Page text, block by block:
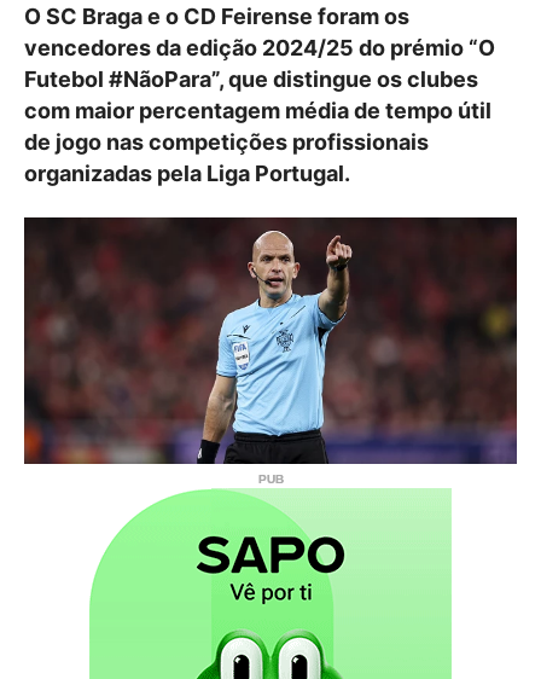
O SC Braga e o CD Feirense foram os
vencedores da edição 2024/25 do prémio “O
Futebol #NãoPara”, que distingue os clubes
com maior percentagem média de tempo útil
de jogo nas competições profissionais
organizadas pela Liga Portugal.